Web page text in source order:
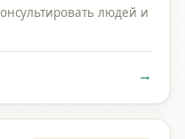
людей и
→